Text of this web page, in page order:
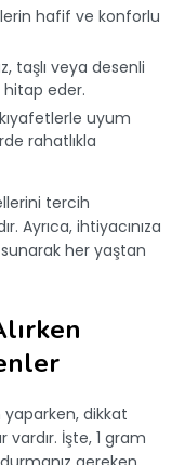
hafif ve konforlu
taşlı veya desenli
hitap eder.
kıyafetlerle uyum
rahatlıkla
tercih
Ayrıca, ihtiyacınıza
her yaştan
yaparken, dikkat
İşte, 1 gram